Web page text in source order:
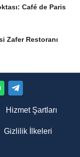
Café de Paris
Zafer Restoranı
Hizmet Şartları
Gizlilik İlkeleri